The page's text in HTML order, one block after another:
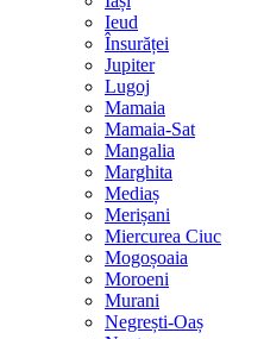
Ieud
Însurăței
Jupiter
Lugoj
Mamaia
Mamaia-Sat
Mangalia
Marghita
Mediaș
Merișani
Miercurea Ciuc
Mogoșoaia
Moroeni
Murani
Negrești-Oaș